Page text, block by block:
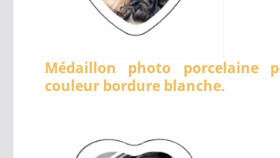
Médaillon photo porcelaine
couleur bordure blanche.